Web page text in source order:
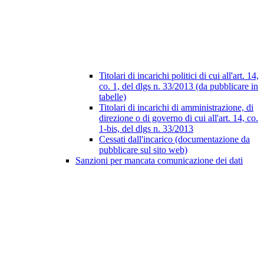
Titolari di incarichi politici di cui all'art. 14,
co. 1, del dlgs n. 33/2013 (da pubblicare in
tabelle)
Titolari di incarichi di amministrazione, di
direzione o di governo di cui all'art. 14, co.
1-bis, del dlgs n. 33/2013
Cessati dall'incarico (documentazione da
pubblicare sul sito web)
Sanzioni per mancata comunicazione dei dati